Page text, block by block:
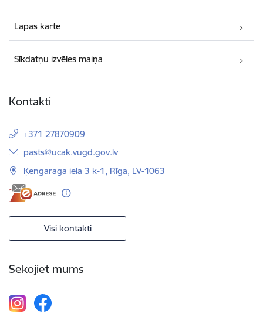
Lapas karte
Sīkdatņu izvēles maiņa
Kontakti
+371 27870909
E-pasts:
pasts@ucak.vugd.gov.lv
Ķengaraga iela 3 k-1, Rīga, LV-1063
Visi kontakti
Sekojiet mums